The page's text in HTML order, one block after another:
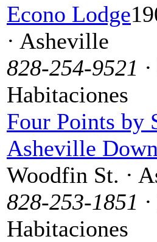
Econo Lodge
· Asheville
828-254-9521
Habitaciones
Four Points by
Asheville
Woodfin St. ·
828-253-1851
Habitaciones